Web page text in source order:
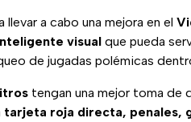
a cabo una mejora en el
visual que pueda
de jugadas polémicas
tengan una mejor toma de
tarjeta roja directa, penales,